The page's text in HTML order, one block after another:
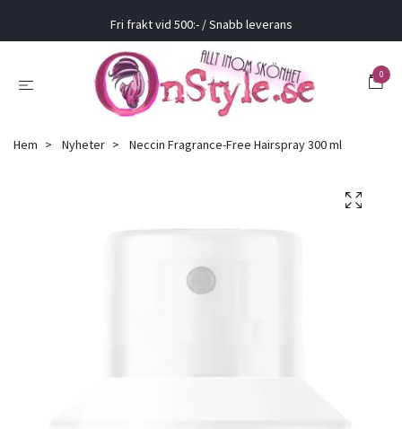
Fri frakt vid 500:- / Snabb leverans
0
Hem Nyheter Neccin Fragrance-Free Hairspray 300 ml